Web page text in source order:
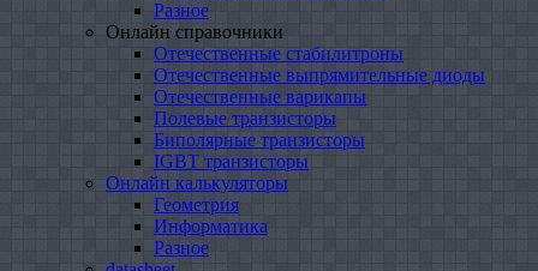
Разное
Онлайн справочники
Отечественные стабилитроны
Отечественные выпрямительные диоды
Отечественные варикапы
Полевые транзисторы
Биполярные транзисторы
IGBT транзисторы
Онлайн калькуляторы
Геометрия
Информатика
Разное